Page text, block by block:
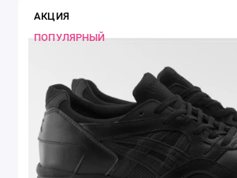
АКЦИЯ
ПОПУЛЯРНЫЙ